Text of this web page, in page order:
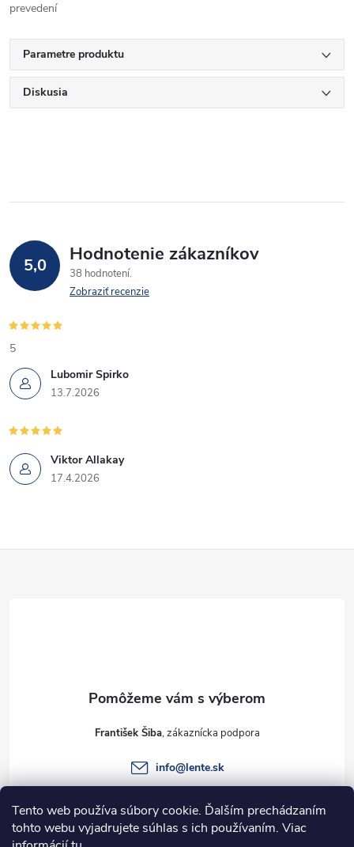
Tento web používa súbory cookie. Ďalším prechádzaním
tohto webu vyjadrujete súhlas s ich používaním. Viac
prevedení
Parametre produktu
Diskusia
5,0 Hodnotenie zákazníkov
38 hodnotení
Zobraziť recenzie
Lubomir Spirko
13.7.2026
5
Viktor Allakay
17.4.2026
e
František Šiba
info@lente.sk